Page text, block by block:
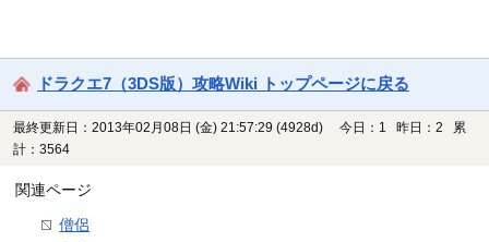
ドラクエ7（3DS版）攻略Wiki トップページに戻る
最終更新日：2013年02月08日 (金) 21:57:29 (4928d)
今日：1 昨日：2 累
計：3564
関連ページ
僧侶